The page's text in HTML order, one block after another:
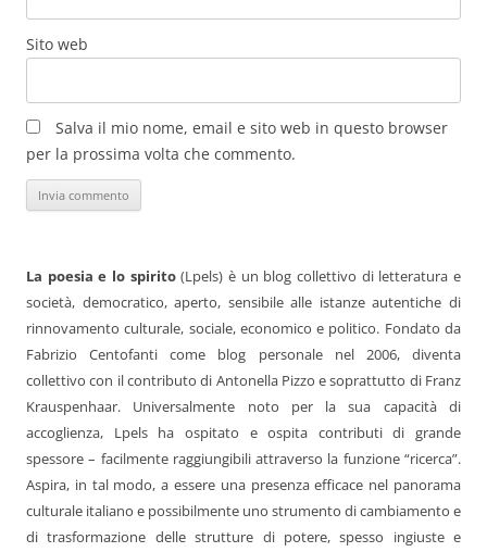
Sito web
Salva il mio nome, email e sito web in questo browser
per la prossima volta che commento.
La poesia e lo spirito(Lpels) è un blog collettivo di letteratura e
società, democratico, aperto, sensibile alle istanze autentiche di
rinnovamento culturale, sociale, economico e politico. Fondato da
Fabrizio Centofanti come blog personale nel 2006, diventa
collettivo con il contributo di Antonella Pizzo e soprattutto di Franz
Krauspenhaar. Universalmente noto per la sua capacità di
accoglienza, Lpels ha ospitato e ospita contributi di grande
spessore – facilmente raggiungibili attraverso la funzione “ricerca”.
Aspira, in tal modo, a essere una presenza efficace nel panorama
culturale italiano e possibilmente uno strumento di cambiamento e
di trasformazione delle strutture di potere, spesso ingiuste e